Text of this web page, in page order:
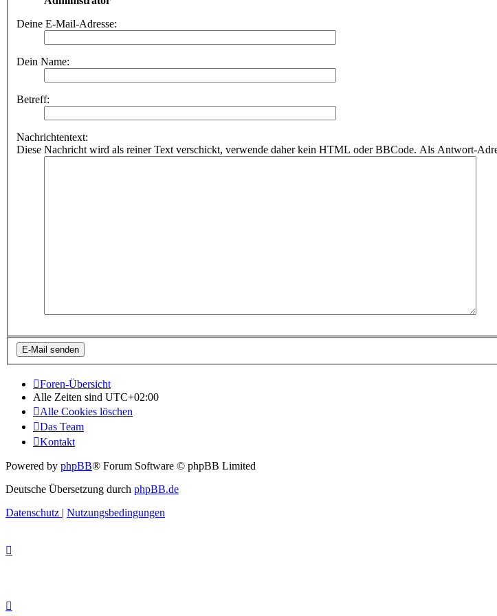
Deine E-Mail-Adresse:
Dein Name:
Betreff:
Nachrichtentext:
Diese Nachricht wird als reiner Text verschickt, verwende daher kein HTML oder BBCode. Als Antwort-
Foren-Übersicht
Alle Zeiten sind UTC+02:00
Alle Cookies löschen
Das Team
Kontakt
Powered by phpBB® Forum Software © phpBB Limited
Deutsche Übersetzung durch phpBB.de
Datenschutz | Nutzungsbedingungen